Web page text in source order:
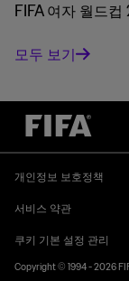
FIFA 여자 월드컵
모두 보기
개인정보 보호정책
서비스 약관
쿠키 기본 설정 관리
Copyright © 1994 - 2026